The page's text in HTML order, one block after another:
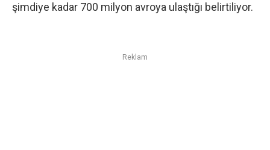
şimdiye kadar 700 milyon avroya ulaştığı belirtiliyor.
Reklam